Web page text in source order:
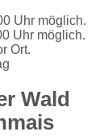
Uhr möglich.
Uhr möglich.
Ort.
Wald